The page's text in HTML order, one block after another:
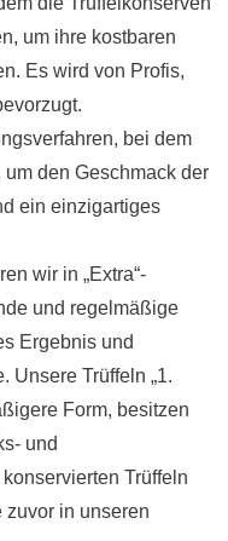
um ihre kostbaren
Es wird von Profis,
bei dem
den Geschmack der
ein einzigartiges
wir in „Extra“-
und regelmäßige
Ergebnis und
Trüffeln „1.
Form, besitzen
und
Trüffeln
zuvor in unseren